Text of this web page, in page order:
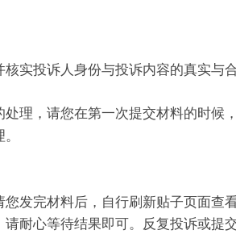
实投诉人身份与投诉内容的真实与
理，请您在第一次提交材料的时候，
发完材料后，自行刷新贴子页面查看
耐心等待结果即可。反复投诉或提